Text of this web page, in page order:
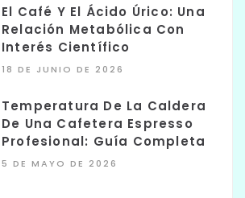
El Café Y El Ácido Úrico: Una
Relación Metabólica Con
Interés Científico
18 DE JUNIO DE 2026
Temperatura De La Caldera
De Una Cafetera Espresso
Profesional: Guía Completa
5 DE MAYO DE 2026